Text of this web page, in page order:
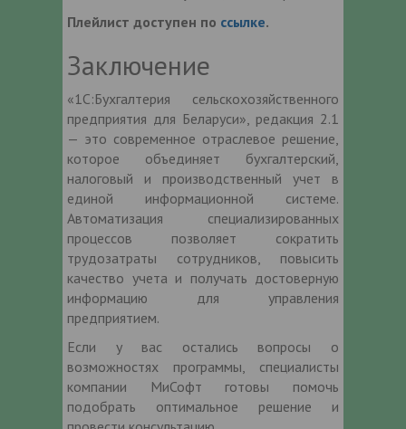
Плейлист доступен по ссылке.
Заключение
«1С:Бухгалтерия сельскохозяйственного
предприятия для Беларуси», редакция 2.1
— это современное отраслевое решение,
которое объединяет бухгалтерский,
налоговый и производственный учет в
единой информационной системе.
Автоматизация специализированных
процессов позволяет сократить
трудозатраты сотрудников, повысить
качество учета и получать достоверную
информацию для управления
предприятием.
Если у вас остались вопросы о
возможностях программы, специалисты
компании МиСофт готовы помочь
подобрать оптимальное решение и